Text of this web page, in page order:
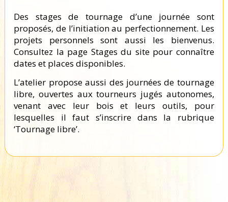
Des stages de tournage d’une journée sont
proposés, de l’initiation au perfectionnement. Les
projets personnels sont aussi les bienvenus.
Consultez la page Stages du site pour connaître
dates et places disponibles.
L’atelier propose aussi des journées de tournage
libre, ouvertes aux tourneurs jugés autonomes,
venant avec leur bois et leurs outils, pour
lesquelles il faut s’inscrire dans la rubrique
‘Tournage libre’.